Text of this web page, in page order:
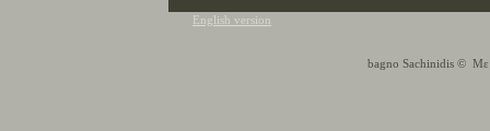
English version
bagno Sachinidis © Με